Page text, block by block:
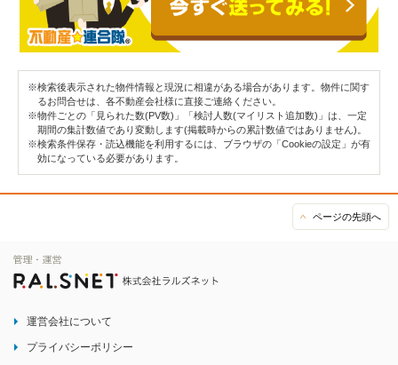
※検索後表示された物件情報と現況に相違がある場合があります。物件に関す
るお問合せは、各不動産会社様に直接ご連絡ください。
※物件ごとの「見られた数(PV数)」「検討人数(マイリスト追加数)」は、一定
期間の集計数値であり変動します(掲載時からの累計数値ではありません)。
※検索条件保存・読込機能を利用するには、ブラウザの「Cookieの設定」が有
効になっている必要があります。
ページの先頭へ
運営会社について
プライバシーポリシー